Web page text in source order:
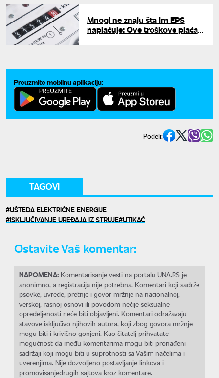
Mnogi ne znaju šta im EPS
naplaćuje: Ove troškove plaćate
Preuzmite mobilnu aplikaciju:
Podeli:
TAGOVI
UŠTEDA ELEKTRIČNE ENERGIJE
ISKLJUČIVANJE UREĐAJA IZ STRUJE UTIKAČ
Ostavite Vaš komentar:
NAPOMENA: Komentarisanje vesti na portalu UNA.RS je
anonimno, a registracija nije potrebna. Komentari koji sadrže
psovke, uvrede, pretnje i govor mržnje na nacionalnoj,
verskoj, rasnoj osnovi ili povodom nečije seksualne
opredeljenosti neće biti objavljeni. Komentari odražavaju
stavove isključivo njihovih autora, koji zbog govora mržnje
mogu biti i krivično gonjeni. Kao čitatelj prihvatate
mogućnost da među komentarima mogu biti pronađeni
sadržaji koji mogu biti u suprotnosti sa Vašim načelima i
uverenjima. Nije dozvoljeno postavljanje linkova i
promovisanjedrugih sajtova kroz komentare.